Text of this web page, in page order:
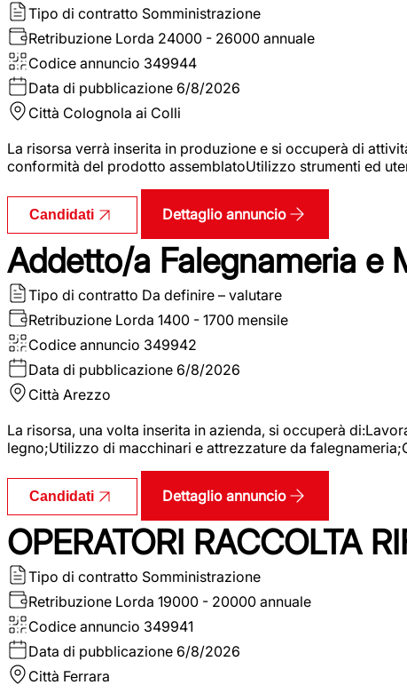
Tipo di contratto Somministrazione
Retribuzione Lorda 24000 - 26000 annuale
Codice annuncio 349944
Data di pubblicazione 6/8/2026
Città Colognola ai Colli
La risorsa verrà inserita in produzione e si occuperà di
conformità del prodotto assemblatoUtilizzo strumenti ed
Candidati Dettaglio annuncio
Addetto/a Falegnameria e
Tipo di contratto Da definire – valutare
Retribuzione Lorda 1400 - 1700 mensile
Codice annuncio 349942
Data di pubblicazione 6/8/2026
Città Arezzo
La risorsa, una volta inserita in azienda, si occuperà
legno;Utilizzo di macchinari e attrezzature da
Candidati Dettaglio annuncio
OPERATORI RACCOLTA
Tipo di contratto Somministrazione
Retribuzione Lorda 19000 - 20000 annuale
Codice annuncio 349941
Data di pubblicazione 6/8/2026
Città Ferrara